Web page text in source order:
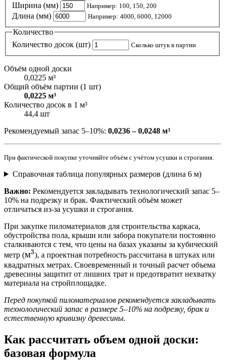
Ширина (мм) Например: 100, 150, 200
Длина (мм) Например: 4000, 6000, 12000
Количество
Количество досок (шт)
Сколько штук в партии
Объём одной доски
0,0225 м³
Общий объём партии (1 шт)
0,0225 м³
Количество досок в 1 м³
44,4 шт
Рекомендуемый запас 5–10%: 0,0236 – 0,0248 м³
При фактической покупке уточняйте объём с учётом усушки и строгания.
Справочная таблица популярных размеров (длина 6 м)
Важно: Рекомендуется закладывать технологический запас 5–
10% на подрезку и брак. Фактический объём может
отличаться из-за усушки и строгания.
При закупке пиломатериалов для строительства каркаса,
обустройства пола, крыши или забора покупатели постоянно
сталкиваются с тем, что цены на базах указаны за кубический
метр (м^3
м3), а проектная потребность рассчитана в штуках или
квадратных метрах. Своевременный и точный расчет объема
древесины защитит от лишних трат и предотвратит нехватку
материала на стройплощадке.
Перед покупкой пиломатериалов рекомендуется закладывать
технологический запас в размере 5–10% на подрезку, брак и
естественную кривизну древесины.
Как рассчитать объем одной доски:
базовая формула